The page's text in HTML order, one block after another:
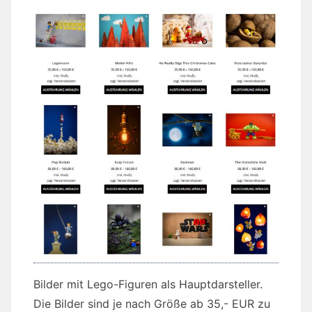
Bilder mit Lego-Figuren als Hauptdarsteller.
Die Bilder sind je nach Größe ab 35,- EUR zu